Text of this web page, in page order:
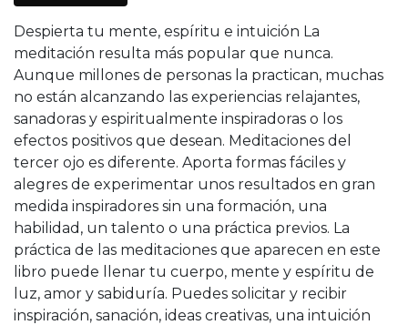
Despierta tu mente, espíritu e intuición La
meditación resulta más popular que nunca.
Aunque millones de personas la practican, muchas
no están alcanzando las experiencias relajantes,
sanadoras y espiritualmente inspiradoras o los
efectos positivos que desean. Meditaciones del
tercer ojo es diferente. Aporta formas fáciles y
alegres de experimentar unos resultados en gran
medida inspiradores sin una formación, una
habilidad, un talento o una práctica previos. La
práctica de las meditaciones que aparecen en este
libro puede llenar tu cuerpo, mente y espíritu de
luz, amor y sabiduría. Puedes solicitar y recibir
inspiración, sanación, ideas creativas, una intuición